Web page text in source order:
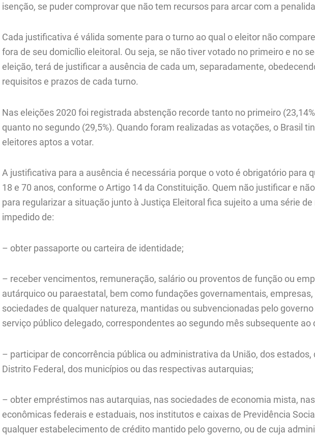
isenção, se puder comprovar que não tem recursos para arcar com a
Cada justificativa é válida somente para o turno ao qual o eleitor não
fora de seu domicílio eleitoral. Ou seja, se não tiver votado no primeiro e no
eleição, terá de justificar a ausência de cada um, separadamente,
requisitos e prazos de cada turno.
Nas eleições 2020 foi registrada abstenção recorde tanto no primeiro
quanto no segundo (29,5%). Quando foram realizadas as votações, o Brasil
eleitores aptos a votar.
A justificativa para a ausência é necessária porque o voto é obrigatório para
18 e 70 anos, conforme o Artigo 14 da Constituição. Quem não justificar e
para regularizar a situação junto à Justiça Eleitoral fica sujeito a uma série
impedido de:
– obter passaporte ou carteira de identidade;
– receber vencimentos, remuneração, salário ou proventos de função ou
autárquico ou paraestatal, bem como fundações governamentais,
sociedades de qualquer natureza, mantidas ou subvencionadas pelo
serviço público delegado, correspondentes ao segundo mês subsequente ao
– participar de concorrência pública ou administrativa da União, dos estados,
Distrito Federal, dos municípios ou das respectivas autarquias;
– obter empréstimos nas autarquias, nas sociedades de economia mista,
econômicas federais e estaduais, nos institutos e caixas de Previdência
qualquer estabelecimento de crédito mantido pelo governo, ou de cuja